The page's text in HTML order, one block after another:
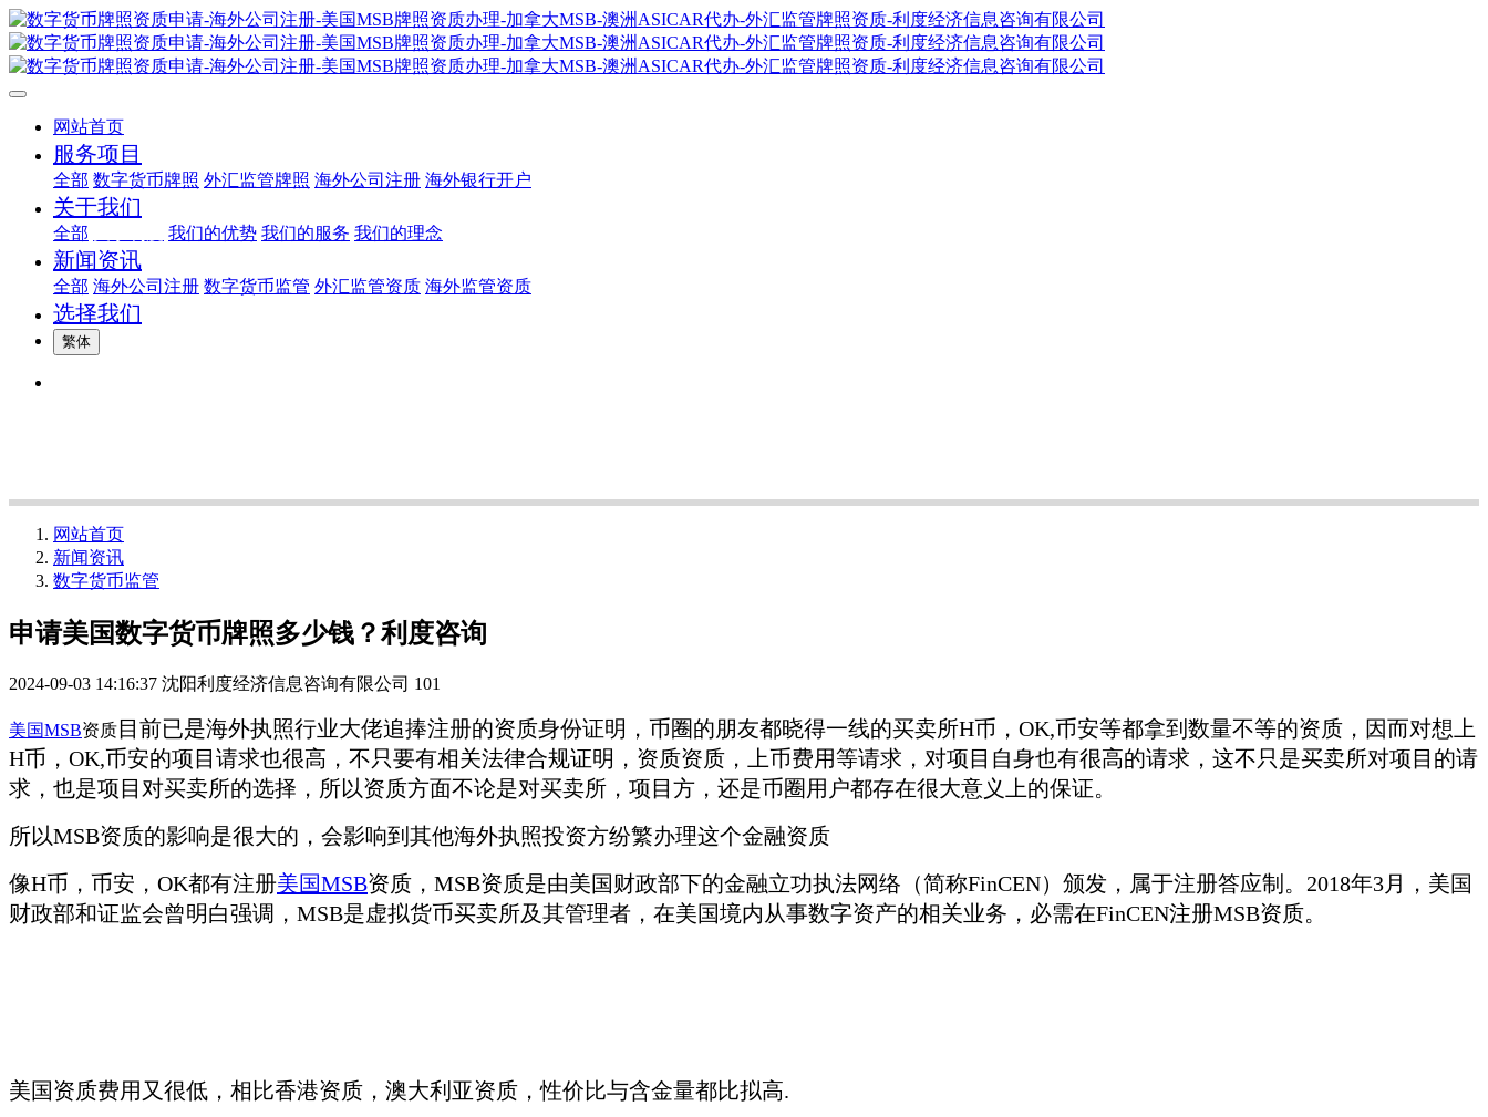
网站首页
服务项目
全部 数字货币牌照 外汇监管牌照 海外公司注册 海外银行开户
关于我们
全部 我们的优势 我们的服务 我们的理念
新闻资讯
全部 海外公司注册 数字货币监管 外汇监管资质 海外监管资质
选择我们
繁体
网站首页
新闻资讯
数字货币监管
申请美国数字货币牌照多少钱？利度咨询
2024-09-03 14:16:37 沈阳利度经济信息咨询有限公司 101
美国MSB资质 目前已是海外执照行业大佬追捧注册的资质身份证明，币圈的朋友都晓得一线的买卖所H币，OK,币安等都拿到数量不等的资质，因而对想上
H币，OK,币安的项目请求也很高，不只要有相关法律合规证明，资质资质，上币费用等请求，对项目自身也有很高的请求，这不只是买卖所对项目的请
求，也是项目对买卖所的选择，所以资质方面不论是对买卖所，项目方，还是币圈用户都存在很大意义上的保证。
所以MSB资质的影响是很大的，会影响到其他海外执照投资方纷繁办理这个金融资质
像H币，币安，OK都有注册美国MSB资质，MSB资质是由美国财政部下的金融立功执法网络（简称FinCEN）颁发，属于注册答应制。2018年3月，美国
财政部和证监会曾明白强调，MSB是虚拟货币买卖所及其管理者，在美国境内从事数字资产的相关业务，必需在FinCEN注册MSB资质。
美国资质费用又很低，相比香港资质，澳大利亚资质，性价比与含金量都比拟高.